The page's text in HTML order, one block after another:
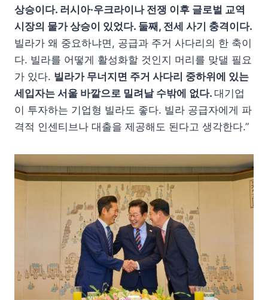
상승이다. 러시아·우크라이나 전쟁 이후 글로벌 교역
시장의 물가 상승이 있었다. 둘째, 전세 사기 충격이다.
빌라가 왜 중요하냐면, 공급과 주거 사다리의 한 축이
다. 빌라를 어떻게 활성화할 것인지 머리를 맞댈 필요
가 있다. 빌라가 무너지면 주거 사다리 중하위에 있는
세입자는 서울 바깥으로 밀려날 수밖에 없다. 대기업
이 투자하는 기업형 빌라도 좋다. 빌라 공급자에게 파
격적 인센티브나 대출을 제공해도 된다고 생각한다.”